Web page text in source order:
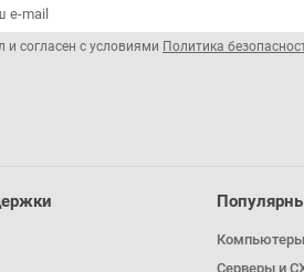
и согласен с условиями Политика
Серверы и